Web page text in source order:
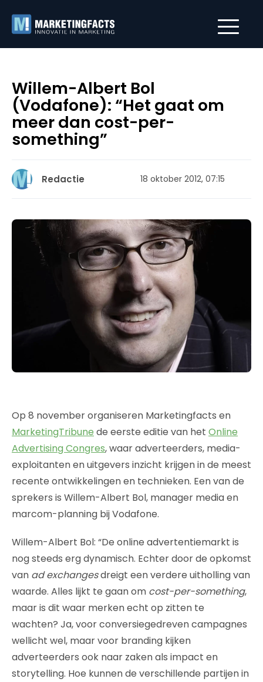
Willem-Albert Bol
(Vodafone): “Het gaat om
meer dan cost-per-
something”
Redactie 18 oktober 2012, 07:15
Op 8 november organiseren Marketingfacts en
MarketingTribune de eerste editie van het Online
Advertising Congres, waar adverteerders, media-
exploitanten en uitgevers inzicht krijgen in de meest
recente ontwikkelingen en technieken. Een van de
sprekers is Willem-Albert Bol, manager media en
marcom-planning bij Vodafone.
Willem-Albert Bol: “De online advertentiemarkt is
nog steeds erg dynamisch. Echter door de opkomst
van ad exchangesdreigt een verdere uitholling van
waarde. Alles lijkt te gaan om cost-per-something,
maar is dit waar merken echt op zitten te
wachten? Ja, voor conversiegedreven campagnes
wellicht wel, maar voor branding kijken
adverteerders ook naar zaken als impact en
storytelling. Hoe kunnen de verschillende partijen in